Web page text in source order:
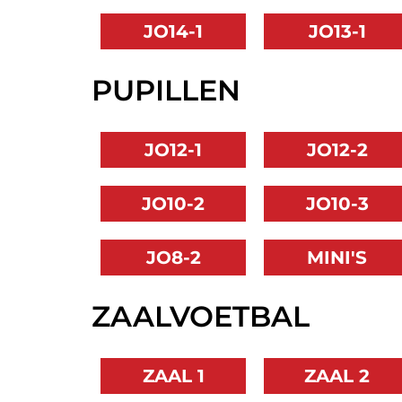
JO14-1 JO13-1
PUPILLEN
JO12-1 JO12-2
JO10-2 JO10-3
JO8-2 MINI'S
ZAALVOETBAL
ZAAL 1 ZAAL 2